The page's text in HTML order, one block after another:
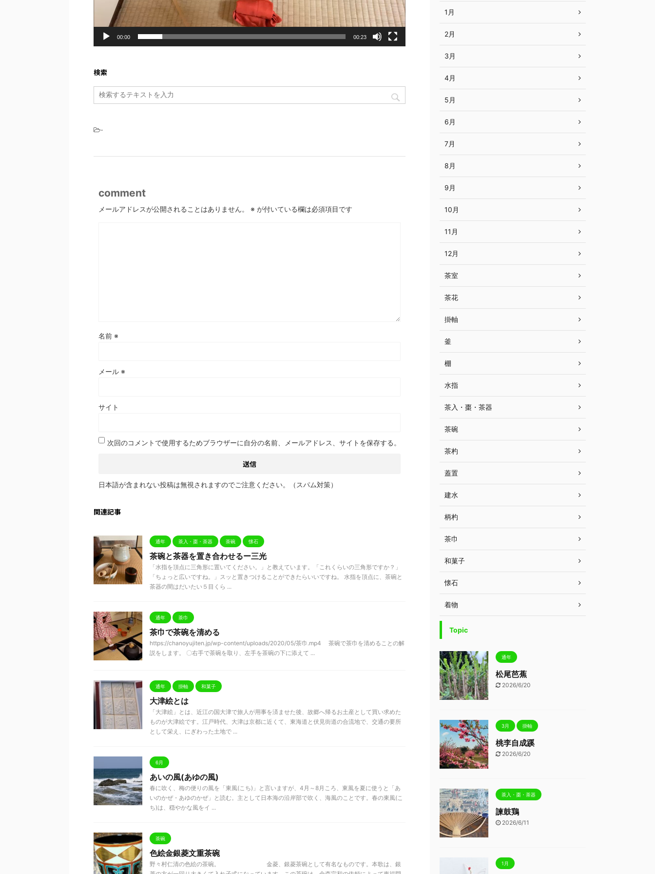
00:00 00:23
検索
-
comment
メールアドレスが公開されることはありません。 ※ が付いている欄は必須項目です
名前 ※
メール ※
サイト
次回のコメントで使用するためブラウザーに自分の名前、メールアドレス、サイトを保存する。
日本語が含まれない投稿は無視されますのでご注意ください。（スパム対策）
関連記事
通年 茶入・棗・茶器 茶碗 懐石
茶碗と茶器を置き合わせるー三光
「水指を頂点に三角形に置いてください。」と教えています。「これくらいの三角形ですか？」
「ちょっと広いですね。」スッと置きつけることができたらいいですね。 水指を頂点に、茶碗と
茶器の間はだいたい５目くら ...
通年 茶巾
茶巾で茶碗を清める
https://chanoyujiten.jp/wp-content/uploads/2020/05/茶巾.mp4 茶碗で茶巾を清めることの解
説をします。 〇右手で茶碗を取り、左手を茶碗の下に添えて ...
通年 掛軸 和菓子
大津絵とは
「大津絵」とは、近江の国大津で旅人が用事を済ませた後、故郷へ帰るお土産として買い求めた
ものが大津絵です。江戸時代、大津は京都に近くて、東海道と伏見街道の合流地で、交通の要所
として栄え、にぎわった土地で ...
6月
あいの風(あゆの風)
春に吹く、梅の便りの風を「東風(こち)」と言いますが、4月～8月ころ、東風を夏に使うと「あ
いのかぜ・あゆのかぜ」と読む。主として日本海の沿岸部で吹く、海風のことです。春の東風(こ
ち)は、穏やかな風をイ ...
茶碗
色絵金銀菱文重茶碗
野々村仁清の色絵の茶碗。 金菱、銀菱茶碗として有名なものです。本歌は、銀
1月
2月
3月
4月
5月
6月
7月
8月
9月
10月
11月
12月
茶室
茶花
掛軸
釜
棚
水指
茶入・棗・茶器
茶碗
茶杓
蓋置
建水
柄杓
茶巾
和菓子
懐石
着物
Topic
通年
松尾芭蕉
2026/6/20
3月 掛軸
桃李自成蹊
2026/6/20
茶入・棗・茶器
諫鼓鶏
2026/6/11
1月